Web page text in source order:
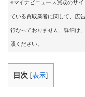
※マイナビニュース買取のサイ
ている買取業者に関して、広
行なっておりません。詳細は、
照ください。
目次 [表示]